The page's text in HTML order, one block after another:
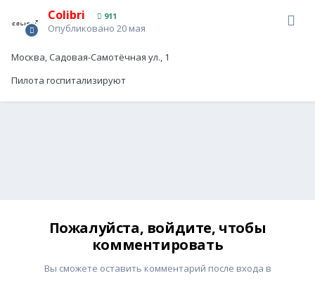
Colibri 911
Опубликовано 20 мая
Москва, Садовая-Самотёчная ул., 1
Пилота госпитализируют
Пожалуйста, войдите, чтобы
комментировать
Вы сможете оставить комментарий после входа в